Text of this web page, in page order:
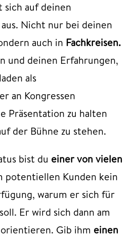
sich auf deinen
Nicht nur bei deinen
auch in Fachkreisen.
und deinen Erfahrungen,
als
an Kongressen
Präsentation zu halten
der Bühne zu stehen.
bist du einer von vielen
potentiellen Kunden kein
warum er sich für
Er wird sich dann am
Gib ihm einen